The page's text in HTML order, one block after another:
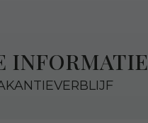
INFORMATIE